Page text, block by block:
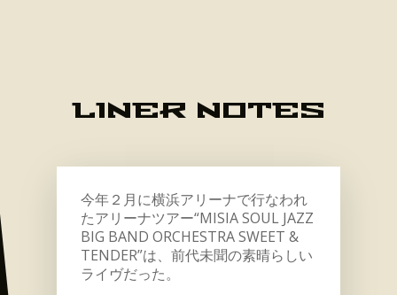
LINER NOTES
今年２月に横浜アリーナで行なわれ
たアリーナツアー“MISIA SOUL JAZZ
BIG BAND ORCHESTRA SWEET &
TENDER”は、前代未聞の素晴らしい
ライヴだった。